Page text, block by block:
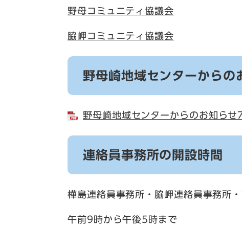
野母コミュニティ協議会
脇岬コミュニティ協議会
野母崎地域センターからの
野母崎地域センターからのお知ら
連絡員事務所の開設時間
樺島連絡員事務所・脇岬連絡員事務所
午前9時から午後5時まで